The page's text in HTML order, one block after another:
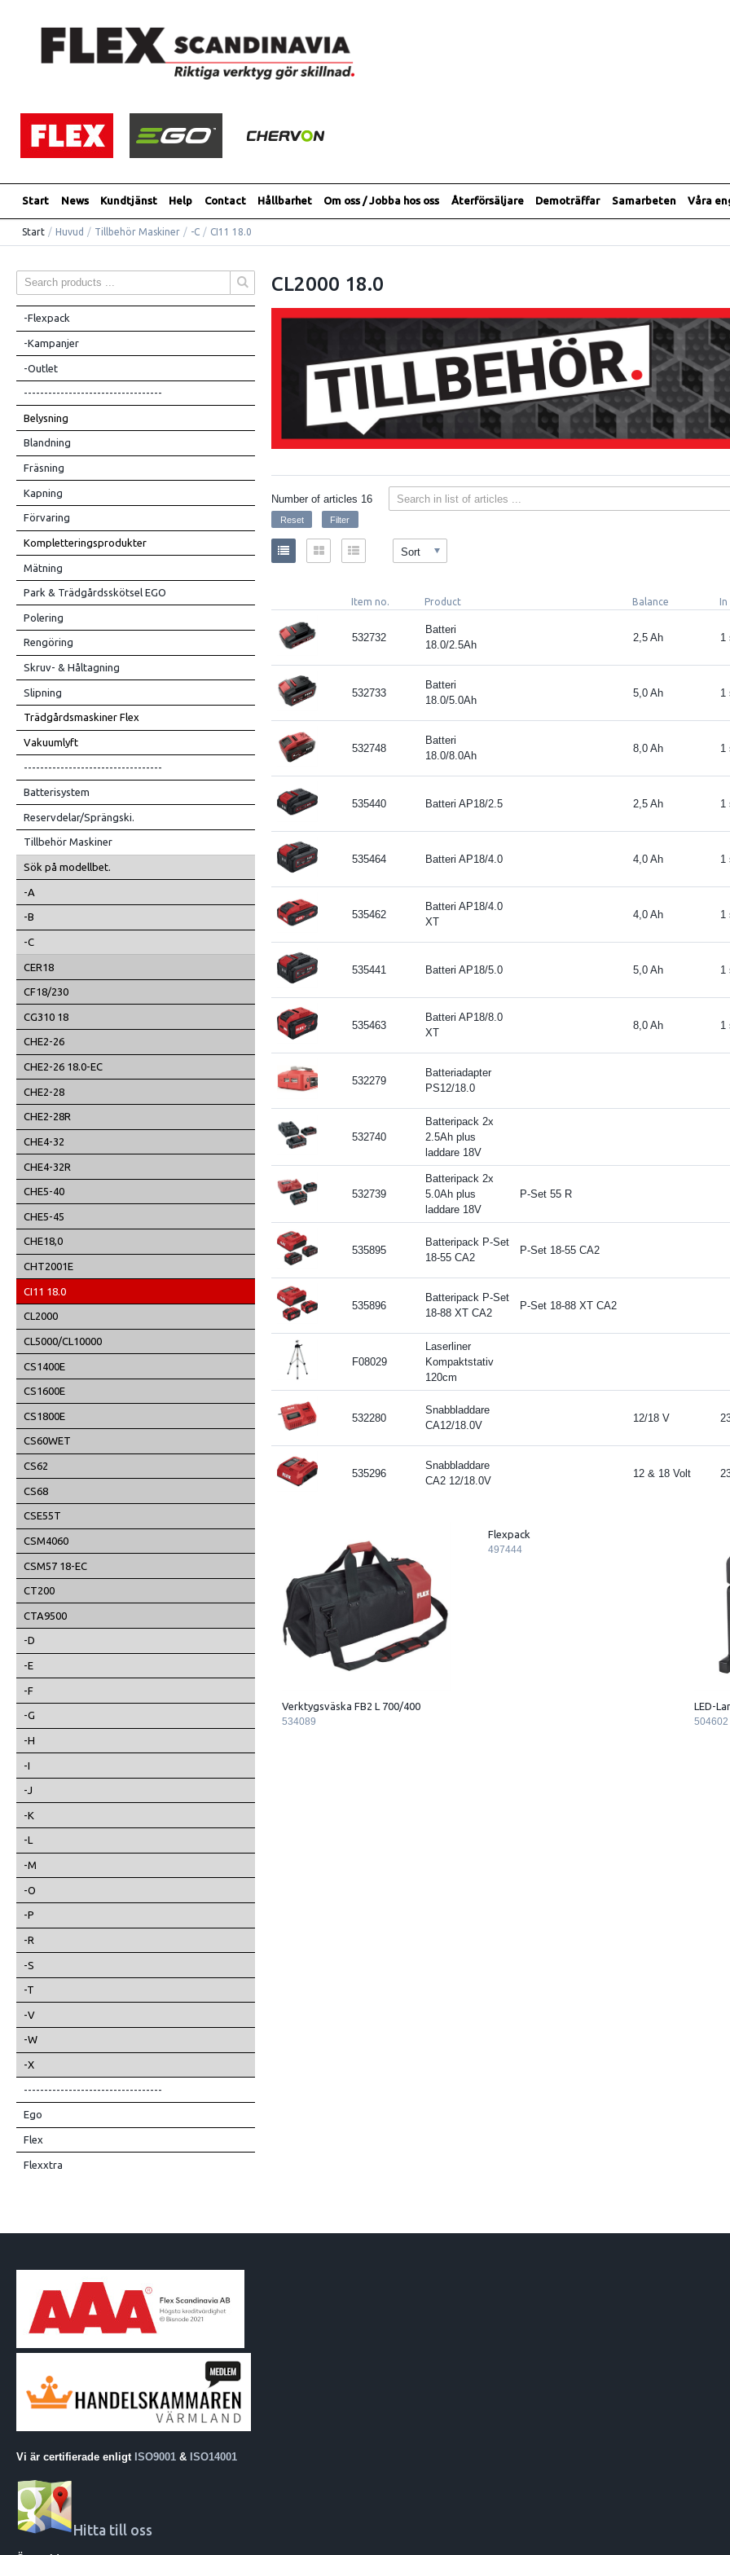
Start News Kundtjänst Help Contact Hållbarhet Om oss / Jobba hos oss Återförsäljare Demoträffar Samarbeten Våra
Start / Huvud / Tillbehör Maskiner / -C / CI11 18.0
-Flexpack
-Kampanjer
-Outlet
----------------------------------
Belysning
Blandning
Fräsning
Kapning
Förvaring
Kompletteringsprodukter
Mätning
Park & Trädgårdsskötsel EGO
Polering
Rengöring
Skruv- & Håltagning
Slipning
Trädgårdsmaskiner Flex
Vakuumlyft
----------------------------------
Batterisystem
Reservdelar/Sprängski.
Tillbehör Maskiner
Sök på modellbet.
-A
-B
-C
CER18
CF18/230
CG310 18
CHE2-26
CHE2-26 18.0-EC
CHE2-28
CHE2-28R
CHE4-32
CHE4-32R
CHE5-40
CHE5-45
CHE18,0
CHT2001E
CI11 18.0
CL2000
CL5000/CL10000
CS1400E
CS1600E
CS1800E
CS60WET
CS62
CS68
CSE55T
CSM4060
CSM57 18-EC
CT200
CTA9500
-D
-E
-F
-G
-H
-I
-J
-K
-L
-M
-O
-P
-R
-S
-T
-V
-W
-X
----------------------------------
Ego
Flex
Flexxtra
CL2000 18.0
Number of articles 16
Sort
Item no. Product Balance
532732
Batteri
18.0/2.5Ah
2,5 Ah 1
532733
Batteri
18.0/5.0Ah
5,0 Ah 1
532748
Batteri
18.0/8.0Ah
8,0 Ah 1
535440 Batteri AP18/2.5 2,5 Ah 1
535464 Batteri AP18/4.0 4,0 Ah 1
535462
Batteri AP18/4.0
XT
4,0 Ah 1
535441 Batteri AP18/5.0 5,0 Ah 1
535463
Batteri AP18/8.0
XT
8,0 Ah 1
532279
Batteriadapter
PS12/18.0
532740
Batteripack 2x
2.5Ah plus
laddare 18V
532739
Batteripack 2x
5.0Ah plus
laddare 18V
P-Set 55 R
535895
Batteripack P-Set
18-55 CA2
P-Set 18-55 CA2
535896
Batteripack P-Set
18-88 XT CA2
P-Set 18-88 XT CA2
F08029
Laserliner
Kompaktstativ
120cm
532280
Snabbladdare
CA12/18.0V
12/18 V
535296
Snabbladdare
CA2 12/18.0V
12 & 18 Volt
Verktygsväska FB2 L 700/400
534089
Flexpack
497444
LED-
504602
Vi är certifierade enligt ISO9001 & ISO14001
Hitta till oss